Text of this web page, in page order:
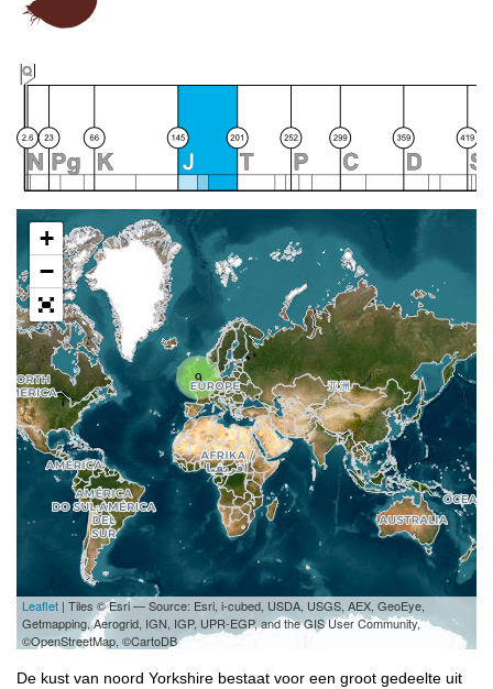
9
+
−
Leaflet | Tiles © Esri — Source: Esri, i-cubed, USDA, USGS, AEX, GeoEye,
Getmapping, Aerogrid, IGN, IGP, UPR-EGP, and the GIS User Community,
©OpenStreetMap, ©CartoDB
De kust van noord Yorkshire bestaat voor een groot gedeelte uit